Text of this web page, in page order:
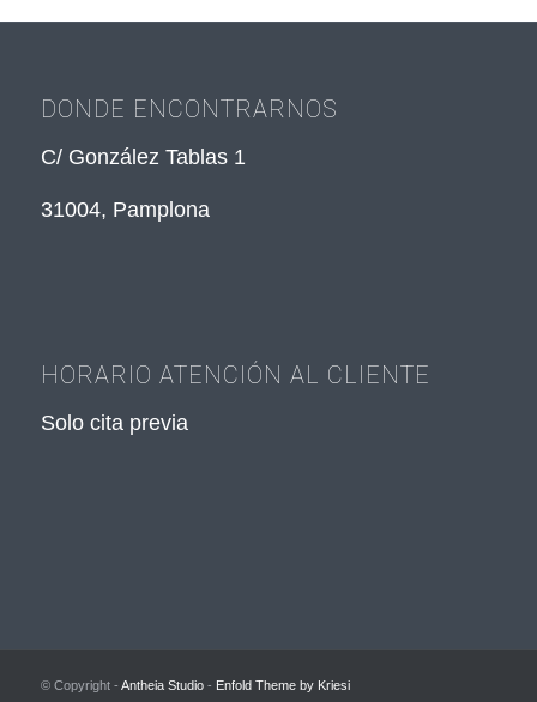
DONDE ENCONTRARNOS
C/ González Tablas 1
31004, Pamplona
HORARIO ATENCIÓN AL CLIENTE
Solo cita previa
© Copyright - Antheia Studio- Enfold Theme by Kriesi